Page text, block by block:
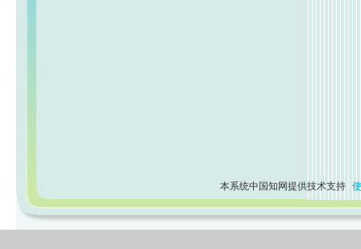
本系统中国知网提供技术支持